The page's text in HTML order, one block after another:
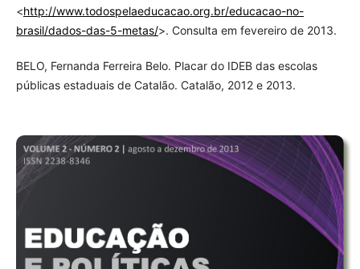
<http://www.todospelaeducacao.org.br/educacao-no-
brasil/dados-das-5-metas/>. Consulta em fevereiro de 2013.
BELO, Fernanda Ferreira Belo. Placar do IDEB das escolas
públicas estaduais de Catalão. Catalão, 2012 e 2013.